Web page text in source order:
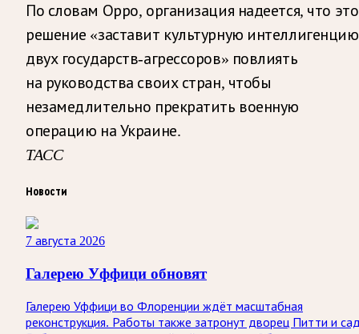
По словам Орро, организация надеется, что это
решение «заставит культурную интеллигенцию
двух государств-агрессоров» повлиять
на руководства своих стран, чтобы
незамедлительно прекратить военную
операцию на Украине.
ТАСС
Новости
7 августа 2026
Галерею Уффици обновят
Галерею Уффици во Флоренции ждёт масштабная
реконструкция. Работы также затронут дворец Питти и